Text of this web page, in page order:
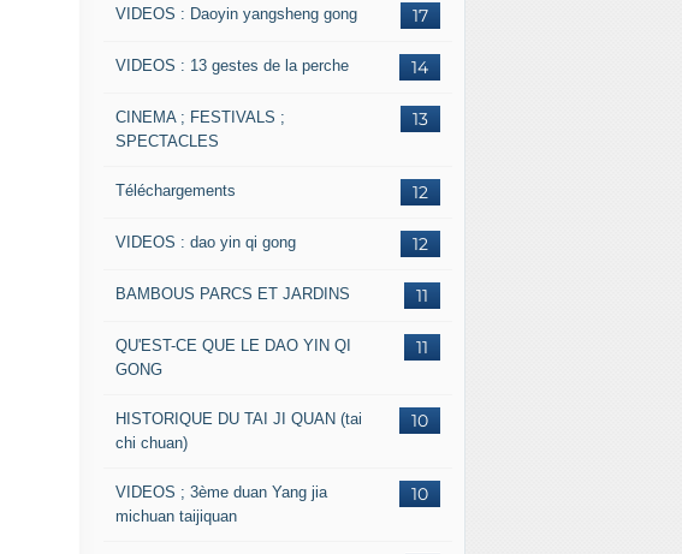
17
VIDEOS : Daoyin yangsheng gong
14
VIDEOS : 13 gestes de la perche
13
CINEMA ; FESTIVALS ;
SPECTACLES
12
Téléchargements
12
VIDEOS : dao yin qi gong
11
BAMBOUS PARCS ET JARDINS
11
QU'EST-CE QUE LE DAO YIN QI
GONG
10
HISTORIQUE DU TAI JI QUAN (tai
chi chuan)
10
VIDEOS ; 3ème duan Yang jia
michuan taijiquan